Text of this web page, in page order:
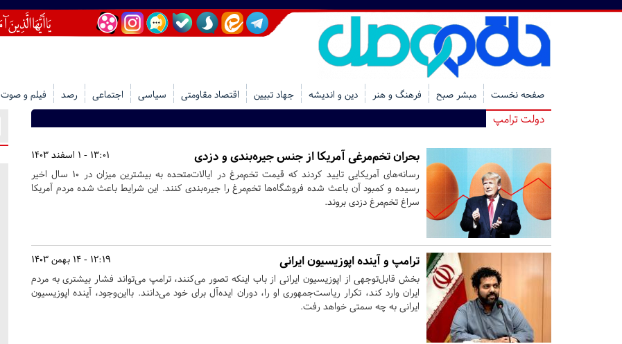
صفحه نخست مبشر صبح فرهنگ و هنر دین و اندیشه جهاد تبیین اقتصاد مقاومتی سیاسی اجتماعی رصد فیلم و صوت
دولت ترامپ
13:01 - 1 اسفند 1403 بحران تخم‌مرغی آمریکا از جنس جیره‌بندی و دزدی
رسانه‌های آمریکایی تایید کردند که قیمت تخم‌مرغ در ایالات‌متحده به بیشترین میزان در 10 سال اخیر
رسیده و کمبود آن باعث شده فروشگاه‌ها تخم‌مرغ را جیره‌بندی کنند. این شرایط باعث شده مردم آمریکا
سراغ تخم‌مرغ دزدی بروند.
12:19 - 14 بهمن 1403 ترامپ و آینده اپوزیسیون ایرانی
بخش قابل‌توجهی از اپوزیسیون ایرانی از باب اینکه تصور می‌کنند، ترامپ می‌تواند فشار بیشتری به مردم
ایران وارد کند، تکرار ریاست‌جمهوری او را، دوران ایده‌آل برای خود می‌دانند. بااین‌وجود، آینده اپوزیسیون
ایرانی به چه سمتی خواهد رفت.